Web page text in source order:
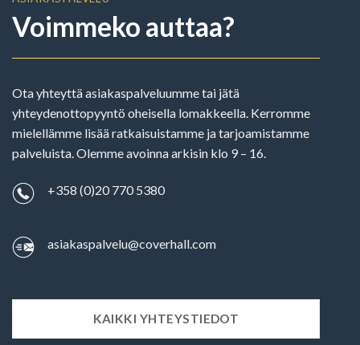
Voimmeko auttaa?
Ota yhteyttä asiakaspalveluumme tai jätä
yhteydenottopyyntö oheisella lomakkeella. Kerromme
mielellämme lisää ratkaisuistamme ja tarjoamistamme
palveluista. Olemme avoinna arkisin klo 9 – 16.
+358 (0)20 770 5380
asiakaspalvelu@coverhall.com
KAIKKI YHTEYSTIEDOT